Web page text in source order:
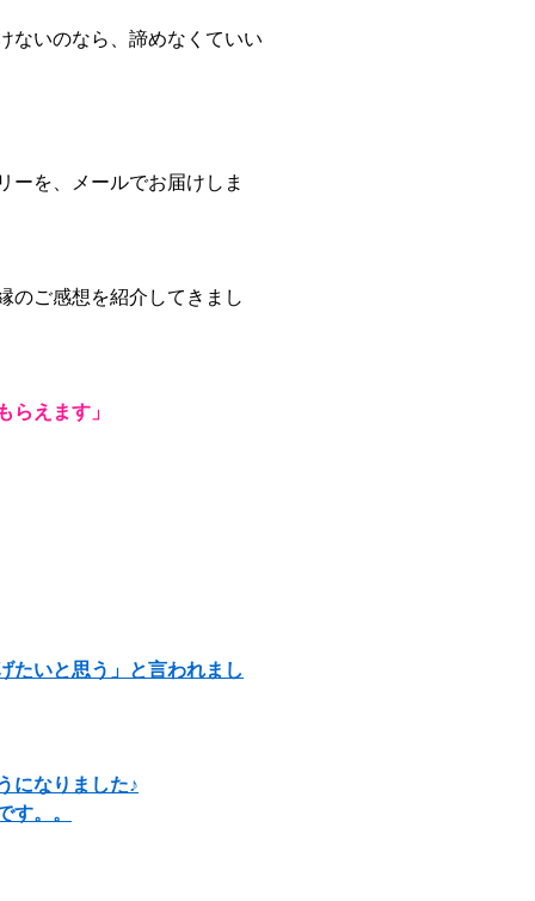
ないのなら、諦めなくていい
ーを、メールでお届けしま
のご感想を紹介してきまし
らえます」
たいと思う」と言われまし
になりました♪
。。